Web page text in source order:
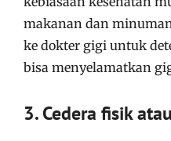
makanan dan
ke dokter gigi untuk
bisa menyelamatkan
3. Cedera fisik